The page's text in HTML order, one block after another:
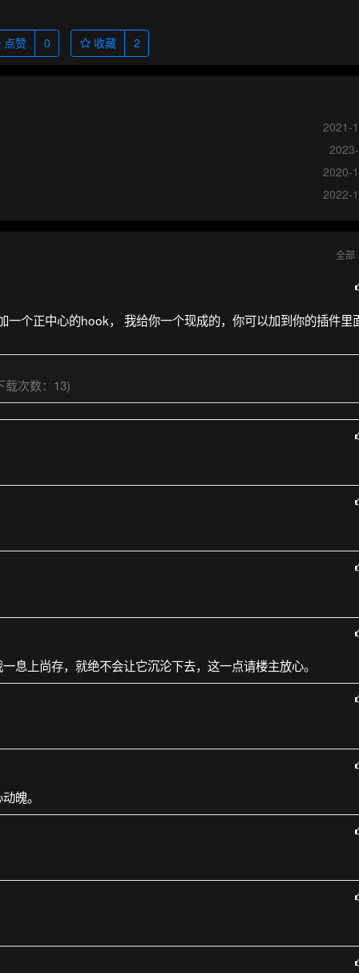
点赞 0 收藏 2
2021-
2020-
2022-
全部
一个正中心的hook， 我给你一个现成的，你可以加到你的插件里
载次数：13)
息上尚存，就绝不会让它沉沦下去，这一点请楼主放心。
魄。